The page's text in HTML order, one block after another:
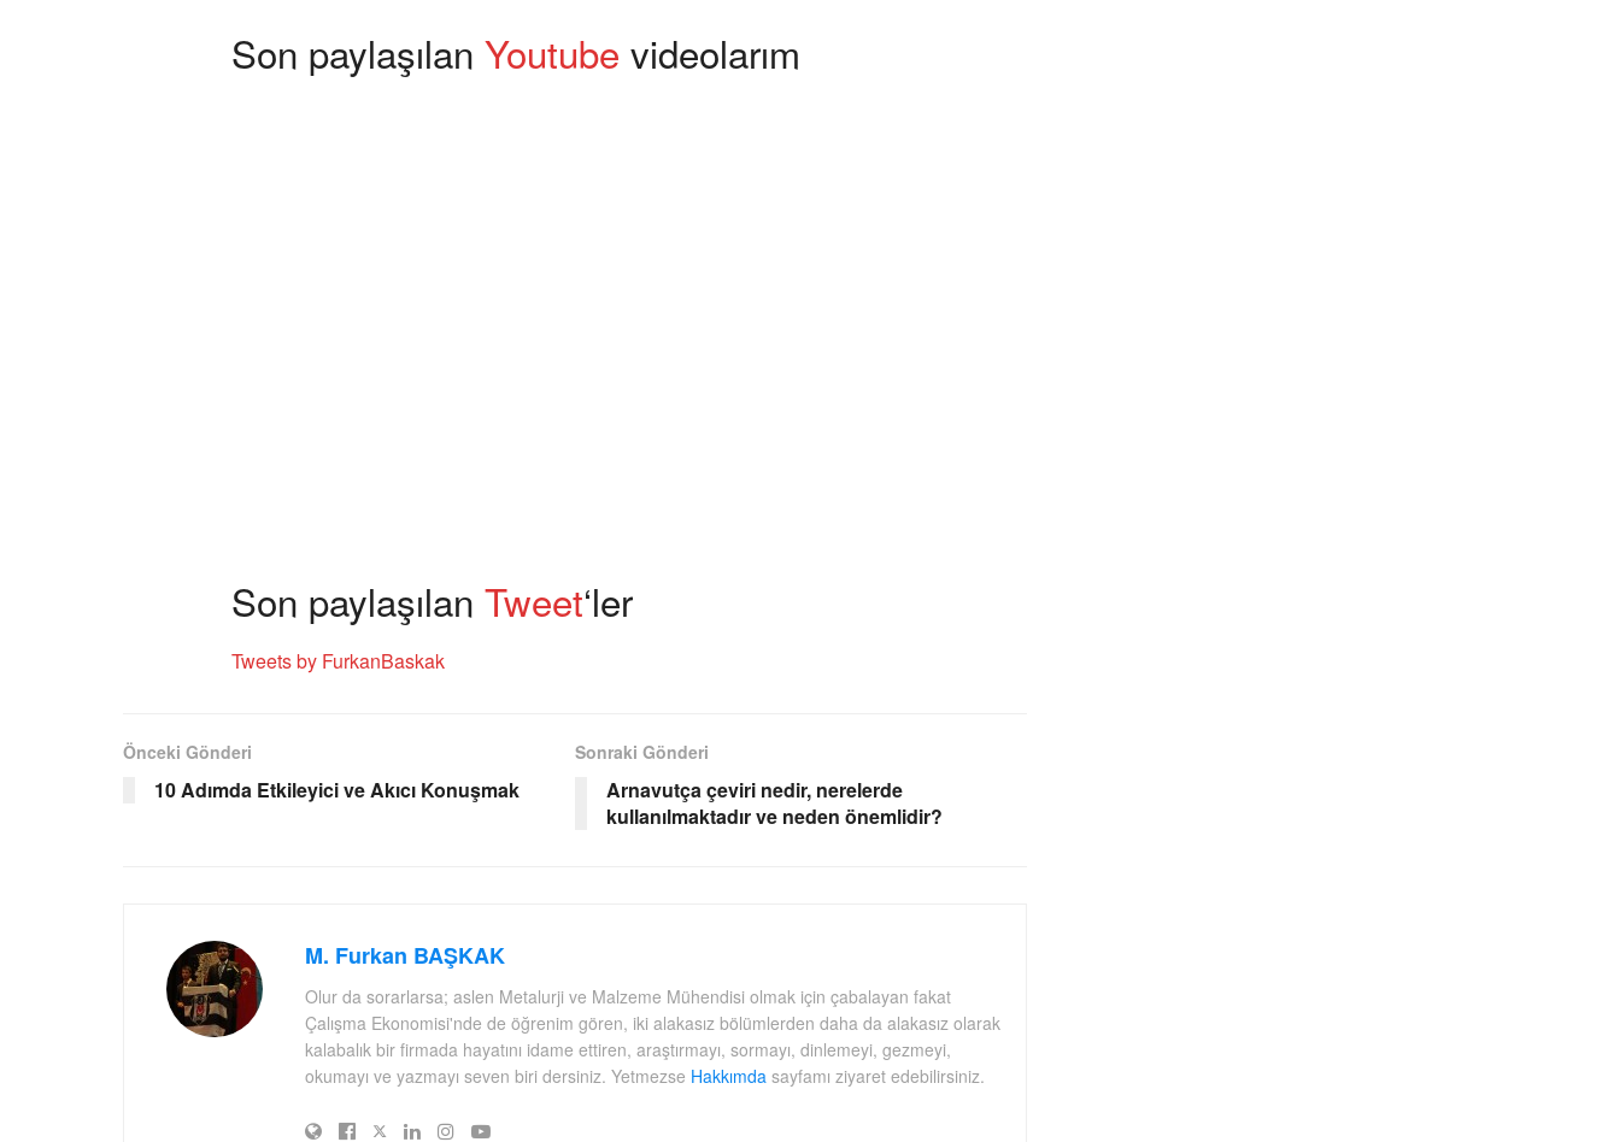
Son paylaşılan Youtube videolarım
Son paylaşılan Tweet‘ler
Tweets by FurkanBaskak
Önceki Gönderi
10 Adımda Etkileyici ve Akıcı Konuşmak
Sonraki Gönderi
Arnavutça çeviri nedir, nerelerde
kullanılmaktadır ve neden önemlidir?
M. Furkan BAŞKAK
Olur da sorarlarsa; aslen Metalurji ve Malzeme Mühendisi olmak için çabalayan fakat
Çalışma Ekonomisi'nde de öğrenim gören, iki alakasız bölümlerden daha da alakasız olarak
kalabalık bir firmada hayatını idame ettiren, araştırmayı, sormayı, dinlemeyi, gezmeyi,
okumayı ve yazmayı seven biri dersiniz. Yetmezse Hakkımda sayfamı ziyaret edebilirsiniz.